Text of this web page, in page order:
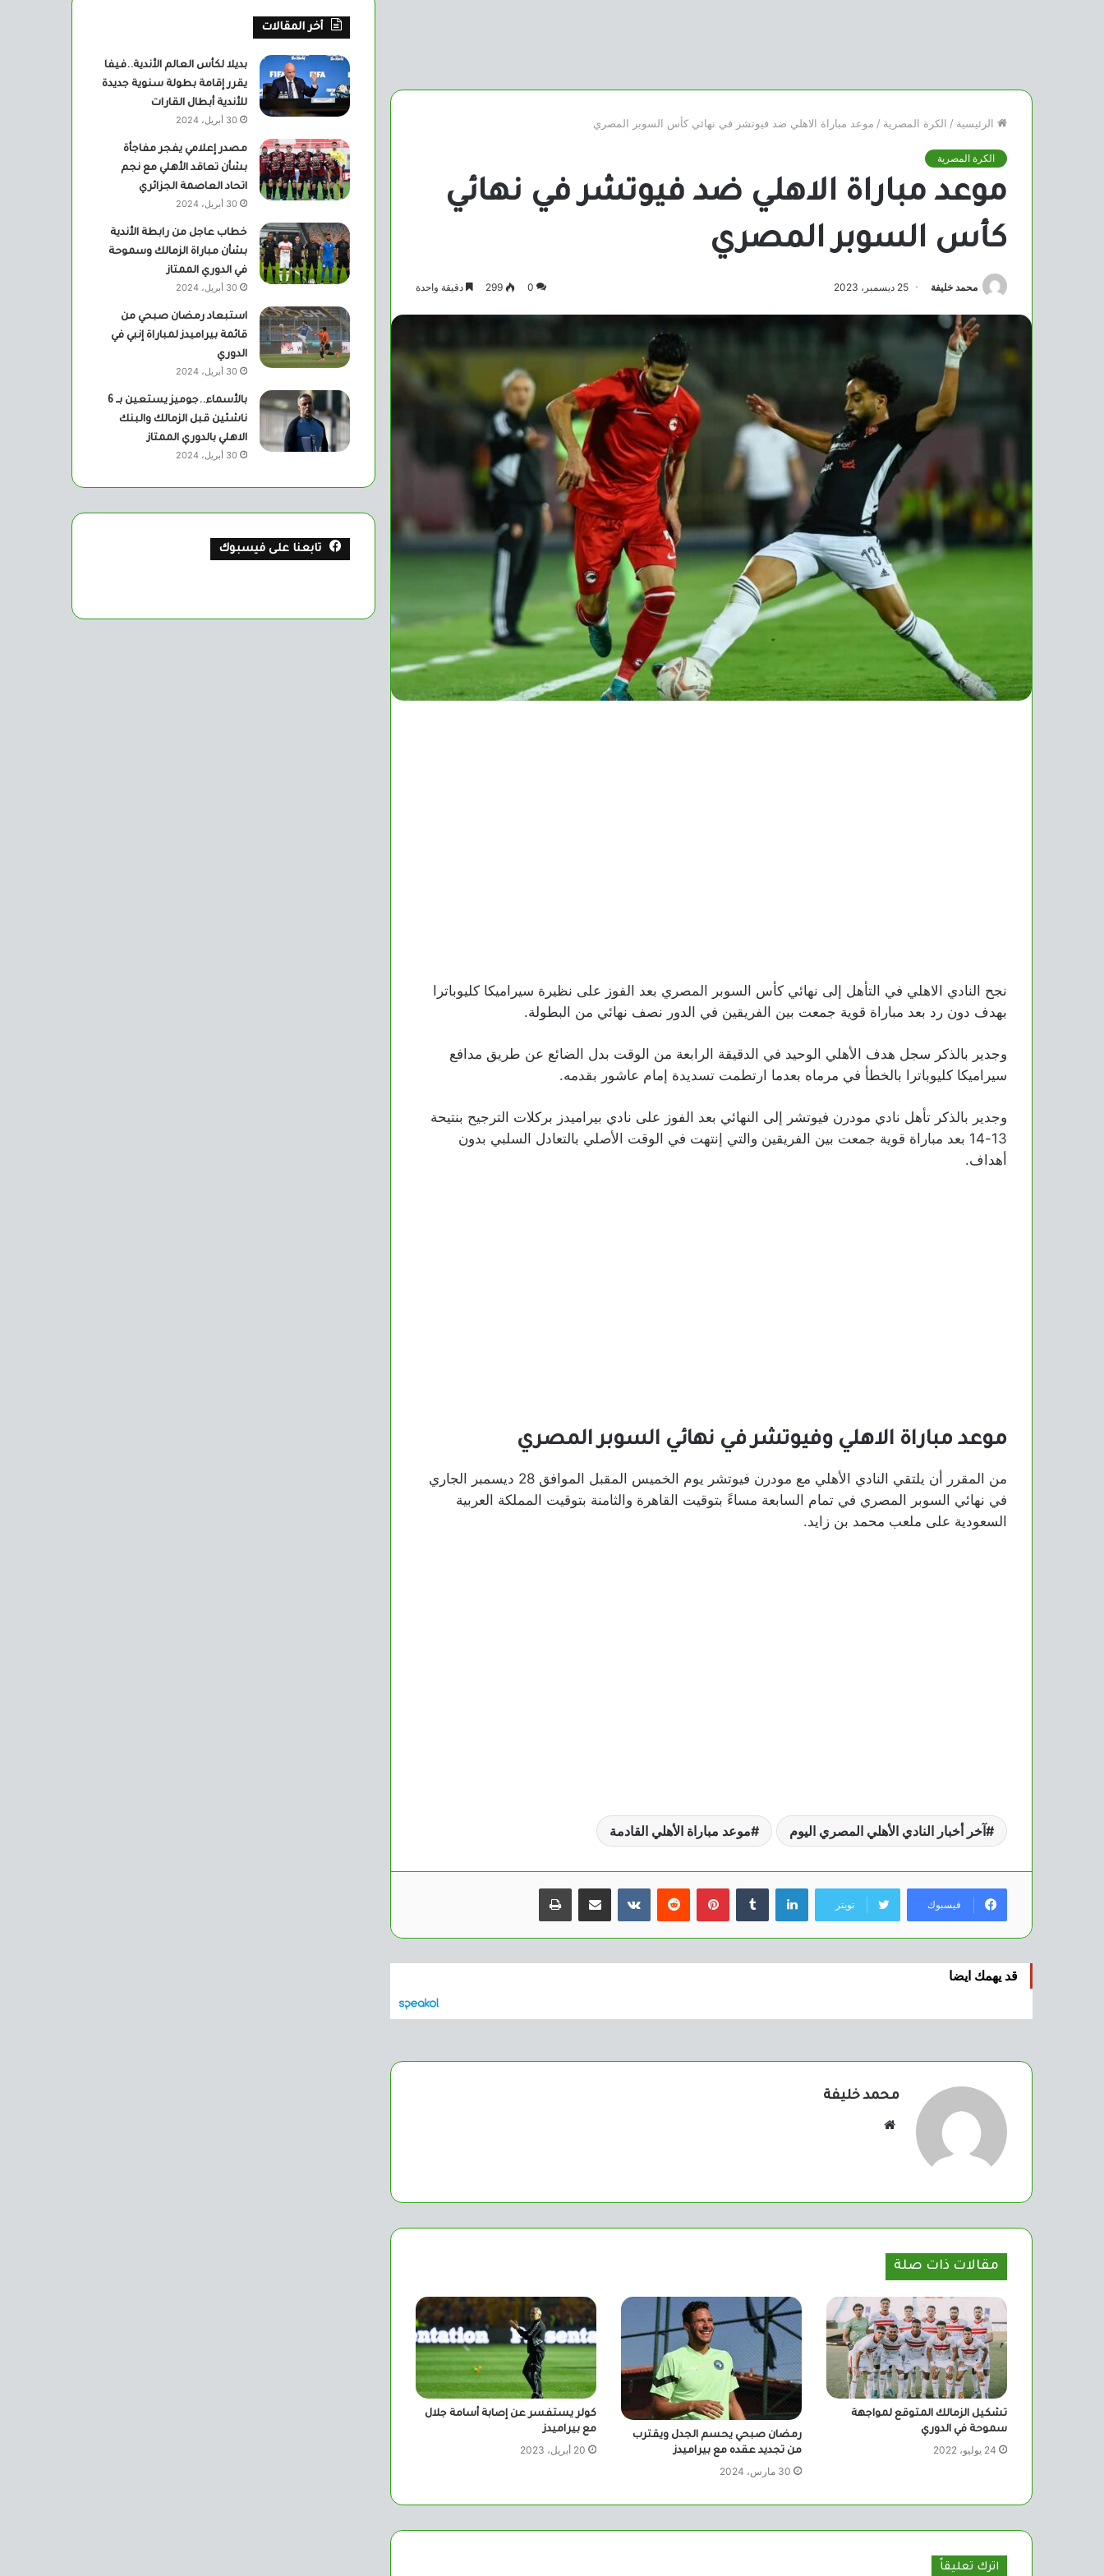
الرئيسية / الكرة المصرية / موعد مباراة الاهلي ضد فيوتشر في نهائي كأس السوبر المصري
الكرة المصرية
موعد مباراة الاهلي ضد فيوتشر في نهائي
كأس السوبر المصري
محمد خليفة 25 ديسمبر، 2023 0
299 دقيقة واحدة
نجح النادي الاهلي في التأهل إلى نهائي كأس السوبر المصري بعد الفوز على نظيرة سيراميكا كليوباترا
بهدف دون رد بعد مباراة قوية جمعت بين الفريقين في الدور نصف نهائي من البطولة.
وجدير بالذكر سجل هدف الأهلي الوحيد في الدقيقة الرابعة من الوقت بدل الضائع عن طريق مدافع
سيراميكا كليوباترا بالخطأ في مرماه بعدما ارتطمت تسديدة إمام عاشور بقدمه.
وجدير بالذكر تأهل نادي مودرن فيوتشر إلى النهائي بعد الفوز على نادي بيراميدز بركلات الترجيح بنتيحة
13-14 بعد مباراة قوية جمعت بين الفريقين والتي إنتهت في الوقت الأصلي بالتعادل السلبي بدون
أهداف.
موعد مباراة الاهلي وفيوتشر في نهائي السوبر المصري
من المقرر أن يلتقي النادي الأهلي مع مودرن فيوتشر يوم الخميس المقبل الموافق 28 ديسمبر الجاري
في نهائي السوبر المصري في تمام السابعة مساءً بتوقيت القاهرة والثامنة بتوقيت المملكة العربية
السعودية على ملعب محمد بن زايد.
آخر أخبار النادي الأهلي المصري اليوم موعد مباراة الأهلي القادمة
فيسبوك تويتر
لينكدإن بينتيريست مشاركة عبر البريد طباعة
قد يهمك ايضا
محمد خليفة
مقالات ذات صلة
تشكيل الزمالك المتوقع لمواجهة
سموحة في الدوري
24 يوليو، 2022
رمضان صبحي يحسم الجدل ويقترب
من تجديد عقده مع بيراميدز
30 مارس، 2024
كولر يستفسر عن إصابة أسامة جلال
مع بيراميدز
20 أبريل، 2023
اترك تعليقاً
أخر المقالات
بديلا لكأس العالم الأندية..فيفا
يقرر إقامة بطولة سنوية جديدة
للأندية أبطال القارات
30 أبريل، 2024
مصدر إعلامي يفجر مفاجأة
بشأن تعاقد الأهلي مع نجم
اتحاد العاصمة الجزائري
30 أبريل، 2024
خطاب عاجل من رابطة الأندية
بشأن مباراة الزمالك وسموحة
في الدوري الممتاز
30 أبريل، 2024
استبعاد رمضان صبحي من
قائمة بيراميدز لمباراة إنبي في
الدوري
30 أبريل، 2024
بالأسماء..جوميز يستعين بــ 6
ناشئين قبل الزمالك والبنك
الاهلي بالدوري الممتاز
30 أبريل، 2024
تابعنا على فيسبوك